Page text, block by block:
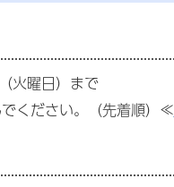
火曜日）まで
ください。（先着順）≪